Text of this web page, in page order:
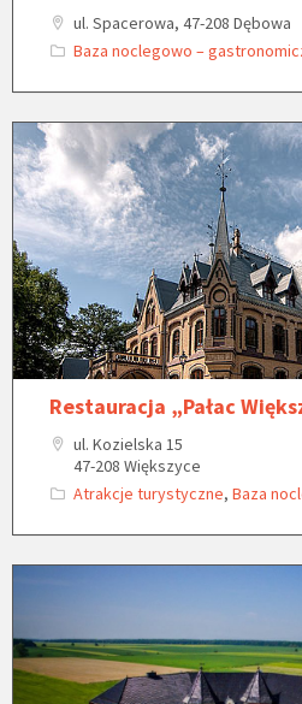
ul. Spacerowa, 47-208 Dębowa
Baza noclegowo –
Restauracja „Pałac
ul. Kozielska 15
47-208 Większyce
Atrakcje turystyczne, Baza